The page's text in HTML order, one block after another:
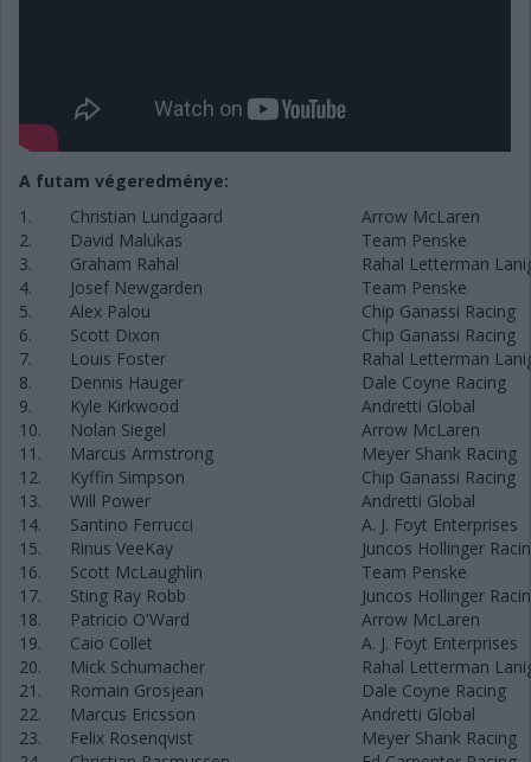
A futam végeredménye:
1.
Christian Lundgaard
Arrow McLaren
2.
David Malukas
Team Penske
3.
Graham Rahal
Rahal Letterman
4.
Josef Newgarden
Team Penske
5.
Alex Palou
Chip Ganassi Racing
6.
Scott Dixon
Chip Ganassi Racing
7.
Louis Foster
Rahal Letterman
8.
Dennis Hauger
Dale Coyne Racing
9.
Kyle Kirkwood
Andretti Global
10.
Nolan Siegel
Arrow McLaren
11.
Marcus Armstrong
Meyer Shank Racing
12.
Kyffin Simpson
Chip Ganassi Racing
13.
Will Power
Andretti Global
14.
Santino Ferrucci
A. J. Foyt Enterprises
15.
Rinus VeeKay
Juncos Hollinger
16.
Scott McLaughlin
Team Penske
17.
Sting Ray Robb
Juncos Hollinger
18.
Patricio O'Ward
Arrow McLaren
19.
Caio Collet
A. J. Foyt Enterprises
20.
Mick Schumacher
Rahal Letterman
21.
Romain Grosjean
Dale Coyne Racing
22.
Marcus Ericsson
Andretti Global
23.
Felix Rosenqvist
Meyer Shank Racing